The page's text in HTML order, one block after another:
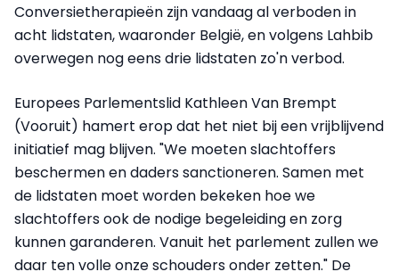
Conversietherapieën zijn vandaag al verboden in
acht lidstaten, waaronder België, en volgens Lahbib
overwegen nog eens drie lidstaten zo'n verbod.
Europees Parlementslid Kathleen Van Brempt
(Vooruit) hamert erop dat het niet bij een vrijblijvend
initiatief mag blijven. "We moeten slachtoffers
beschermen en daders sanctioneren. Samen met
de lidstaten moet worden bekeken hoe we
slachtoffers ook de nodige begeleiding en zorg
kunnen garanderen. Vanuit het parlement zullen we
daar ten volle onze schouders onder zetten." De